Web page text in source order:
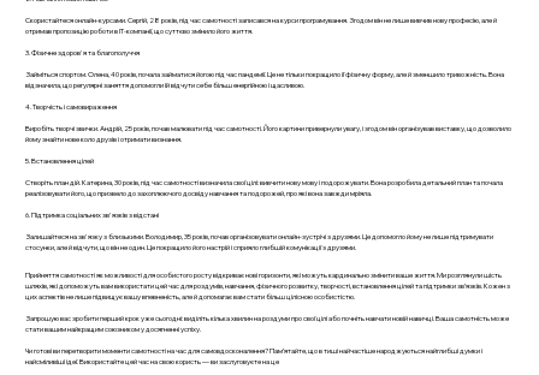
Скористайтеся онлайн-курсами. Сергій, 28 років, під час самотності записався на курси програмування. Згодом він не лише вивчив нову професію, але й
отримав пропозицію роботи в ІТ-компанії, що суттєво змінило його життя.
3. Фізичне здоров'я та благополуччя
Займіться спортом. Олена, 40 років, почала займатися йогою під час пандемії. Це не тільки покращило її фізичну форму, але й зменшило тривожність. Вона
відзначила, що регулярні заняття допомогли їй відчути себе більш енергійною і щасливою.
4. Творчість і самовираження
Виробіть творчі звички. Андрій, 25 років, почав малювати під час самотності. Його картини привернули увагу, і згодом він організував виставку, що дозволило
йому знайти нове коло друзів і отримати визнання.
5. Встановлення цілей
Створіть план дій. Катерина, 30 років, під час самотності визначила свої цілі: вивчити нову мову і подорожувати. Вона розробила детальний план та почала
реалізовувати його, що призвело до захоплюючого досвіду навчання та подорожей, про які вона завжди мріяла.
6. Підтримка соціальних зв'язків з відстані
Залишайтеся на зв'язку з близькими. Володимир, 35 років, почав організовувати онлайн-зустрічі з друзями. Це допомогло йому не лише підтримувати
стосунки, але й відчути, що він не один. Це покращило його настрій і сприяло глибшій комунікації з друзями.
Прийняття самотності як можливості для особистого росту відкриває нові горизонти, які можуть кардинально змінити ваше життя. Ми розглянули шість
шляхів, які допоможуть вам використати цей час для роздумів, навчання, фізичного розвитку, творчості, встановлення цілей та підтримки зв’язків. Кожен з
цих аспектів не лише підвищує вашу впевненість, але й допомагає вам стати більш цілісною особистістю.
Запрошую вас зробити перший крок уже сьогодні: виділіть кілька хвилин на роздуми про свої цілі або почніть навчати новій навичці. Ваша самотність може
стати вашим найкращим союзником у досягненні успіху.
Чи готові ви перетворити моменти самотності на час для самовдосконалення? Пам’ятайте, що в тиші найчастіше народжуються найглибші думки і
найсміливіші ідеї. Використайте цей час на свою користь — ви заслуговуєте на це